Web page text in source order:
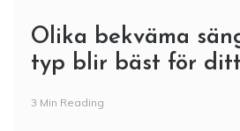
Olika bekväma
typ blir bäst för ditt
3 Min Reading